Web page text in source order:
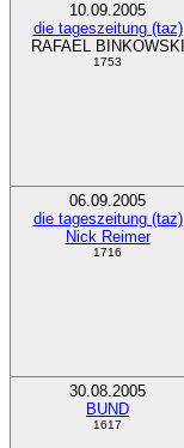
10.09.2005
die tageszeitung (taz)
RAFAEL BINKOWSKI
1753
06.09.2005
die tageszeitung (taz)
Nick Reimer
1716
30.08.2005
BUND
1617